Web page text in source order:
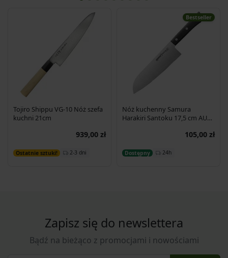
Tojiro Shippu VG-10 Nóż szefa
kuchni 21cm
939,00 zł
Ostatnie sztuki! 2-3 dni
Dodaj do koszyka
Bestseller
Nóż kuchenny Samura
Harakiri Santoku 17,5 cm AUS-
105,00 zł
Dostępny 24h
Dodaj do koszyka
Zapisz się do newslettera
Bądź na bieżąco z promocjami i nowościami